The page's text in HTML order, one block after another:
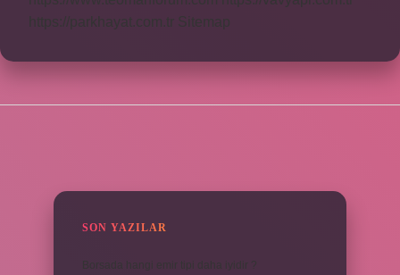
https://parkhayat.com.tr
Sitemap
SON YAZILAR